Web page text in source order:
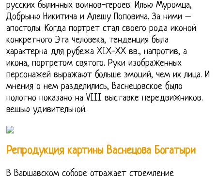
русских былинных воинов-героев: Илью Муромца,
Добрыню Никитича и Алешу Поповича. За ними –
апостолы. Когда портрет стал своего рода иконой
конкретного Эта человека, тенденция была
характерна для рубежа XIX-XX вв., напротив, а
икона, портретом святого. Руки изображенных
персонажей выражают больше эмоций, чем их лица. И
мнения о нем разделились, Васнецовское было
полотно показано на VIII выставке передвижников.
вещью удивительной.
Репродукция картины Васнецова Богатыри
В Варшавском соборе отражает стремление